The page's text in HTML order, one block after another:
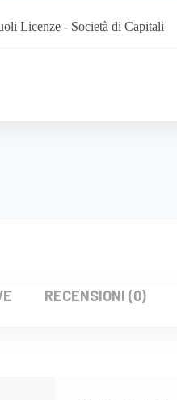
Licenze - Società di Capitali
RECENSIONI (0)